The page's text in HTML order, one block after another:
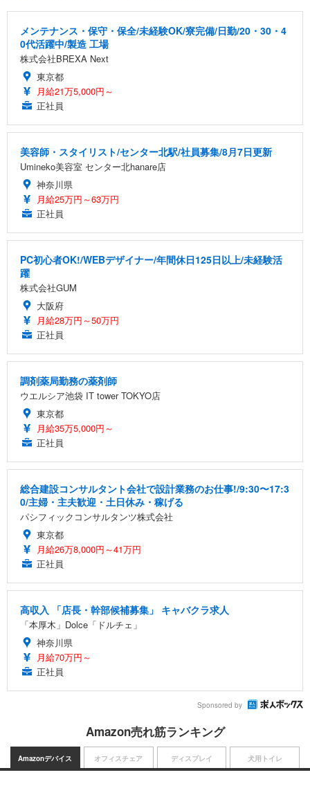
メンテナンス・保守・保全/未経験OK/寮完備/日勤/20・30・4
0代活躍中/製造 工場
株式会社BREXA Next
東京都
月給21万5,000円～
正社員
美容師・スタイリスト/センター北駅/社員募集/8月7日更新
Umineko美容室 センター北hanare店
神奈川県
月給25万円～63万円
正社員
PC初心者OK!/WEBデザイナー/年間休日125日以上/未経験活
躍
株式会社GUM
大阪府
月給28万円～50万円
正社員
調剤薬局勤務の薬剤師
ウエルシア池袋 IT tower TOKYO店
東京都
月給35万5,000円～
正社員
総合建設コンサルタント会社で設計業務のお仕事!/9:30〜17:3
0/主婦・主夫歓迎・土日休み・稼げる
パシフィックコンサルタンツ株式会社
東京都
月給26万8,000円～41万円
正社員
高収入 「店長・幹部候補募集」 キャバクラ求人
「本厚木」Dolce「ドルチェ」
神奈川県
月給70万円～
正社員
Sponsored by
Amazon売れ筋ランキング
Amazonデバイス オフィスチェア ディスプレイ 犬用トイレ